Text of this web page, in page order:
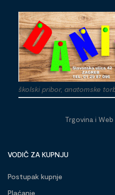
školski pribor, anatomske
Trgovina i
VODIČ ZA KUPNJU
Postupak kupnje
Plaćanje